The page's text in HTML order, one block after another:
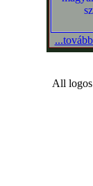
All logos